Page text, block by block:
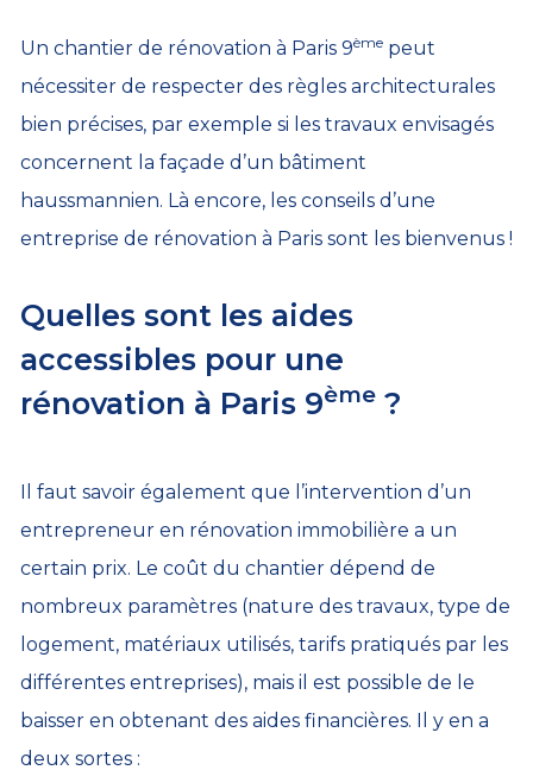
Un chantier de rénovation à Paris 9ème peut
nécessiter de respecter des règles architecturales
bien précises, par exemple si les travaux envisagés
concernent la façade d’un bâtiment
haussmannien. Là encore, les conseils d’une
entreprise de rénovation à Paris sont les bienvenus !
Quelles sont les aides
accessibles pour une
rénovation à Paris 9ème ?
Il faut savoir également que l’intervention d’un
entrepreneur en rénovation immobilière a un
certain prix. Le coût du chantier dépend de
nombreux paramètres (nature des travaux, type de
logement, matériaux utilisés, tarifs pratiqués par les
différentes entreprises), mais il est possible de le
baisser en obtenant des aides financières. Il y en a
deux sortes :